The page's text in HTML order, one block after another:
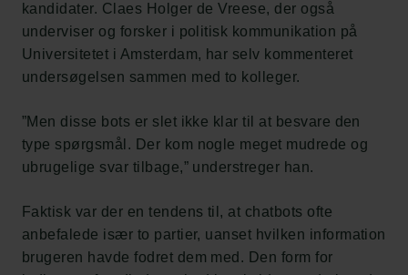
kandidater. Claes Holger de Vreese, der også
underviser og forsker i politisk kommunikation på
Universitetet i Amsterdam, har selv kommenteret
undersøgelsen sammen med to kolleger.
”Men disse bots er slet ikke klar til at besvare den
type spørgsmål. Der kom nogle meget mudrede og
ubrugelige svar tilbage,” understreger han.
Faktisk var der en tendens til, at chatbots ofte
anbefalede især to partier, uanset hvilken information
brugeren havde fodret dem med. Den form for